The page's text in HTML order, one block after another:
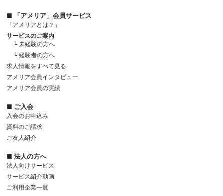
■ 「アメリア」会員サービス
「アメリアとは？」
サービスのご案内
└ 未経験の方へ
└ 経験者の方へ
求人情報をすべて見る
アメリア会員インタビュー
アメリア会員の実績
■ ご入会
入会のお申込み
資料のご請求
ご友人紹介
■ 法人の方へ
法人向けサービス
サービス紹介動画
ご利用企業一覧